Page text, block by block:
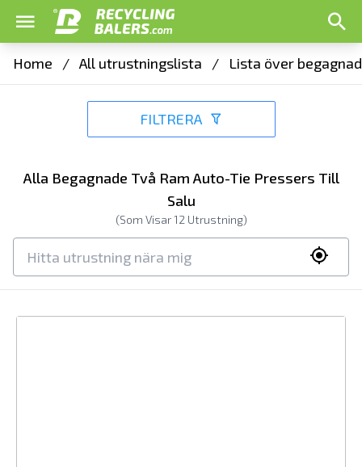
Home / All utrustningslista / Lista över
FILTRERA
Alla Begagnade Två Ram Auto-Tie Pressers Till
Salu
(Som Visar12 Utrustning)